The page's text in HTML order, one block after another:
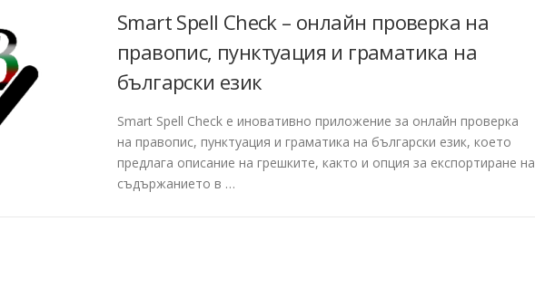
Smart Spell Check – онлайн проверка на
правопис, пунктуация и граматика на
български език
Smart Spell Check е иновативно приложение за онлайн проверка
на правопис, пунктуация и граматика на български език, което
предлага описание на грешките, както и опция за експортиране на
съдържанието в …